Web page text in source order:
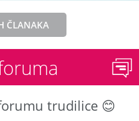
ČLANAKA
trudilice 😊